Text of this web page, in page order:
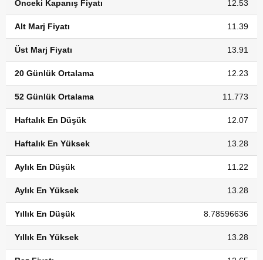
Önceki Kapanış Fiyatı 12.53
Alt Marj Fiyatı 11.39
Üst Marj Fiyatı 13.91
20 Günlük Ortalama 12.23
52 Günlük Ortalama 11.773
Haftalık En Düşük 12.07
Haftalık En Yüksek 13.28
Aylık En Düşük 11.22
Aylık En Yüksek 13.28
Yıllık En Düşük 8.78596636
Yıllık En Yüksek 13.28